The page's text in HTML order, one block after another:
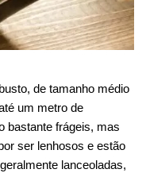
de tamanho médio
um metro de
bastante frágeis, mas
ser lenhosos e estão
lanceoladas,